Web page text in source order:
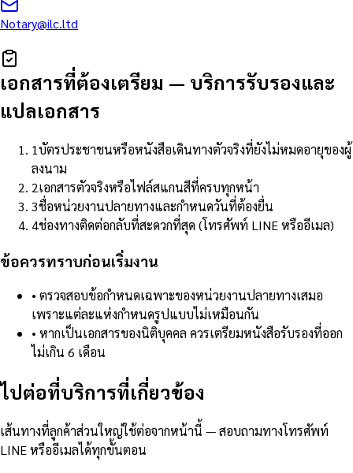
Notary@ilc.ltd
เอกสารที่ต้องเตรียม — บริการรับรองและ
แปลเอกสาร
1บัตรประชาชนหรือหนังสือเดินทางตัวจริงที่ยังไม่หมดอายุของผู้
ลงนาม
2เอกสารตัวจริงหรือไฟล์สแกนสีที่ครบทุกหน้า
3ชื่อหน่วยงานปลายทางและกำหนดวันที่ต้องยื่น
4ช่องทางติดต่อกลับที่สะดวกที่สุด (โทรศัพท์ LINE หรืออีเมล)
ข้อควรทราบก่อนเริ่มงาน
• ตรวจสอบข้อกำหนดเฉพาะของหน่วยงานปลายทางเสมอ
เพราะแต่ละแห่งกำหนดรูปแบบไม่เหมือนกัน
• หากเป็นเอกสารของนิติบุคคล ควรเตรียมหนังสือรับรองที่ออก
ไม่เกิน 6 เดือน
ไปต่อที่บริการที่เกี่ยวข้อง
เส้นทางที่ลูกค้าส่วนใหญ่ใช้ต่อจากหน้านี้ — สอบถามทางโทรศัพท์
LINE หรืออีเมลได้ทุกขั้นตอน